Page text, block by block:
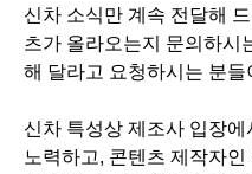
신차 소식만 계속 전달해
츠가 올라오는지 문의하시
해 달라고 요청하시는 분
신차 특성상 제조사 입장
노력하고, 콘텐츠 제작자